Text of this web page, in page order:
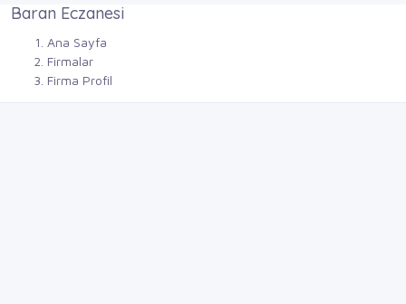
Baran Eczanesi
Ana Sayfa
Firmalar
Firma Profil